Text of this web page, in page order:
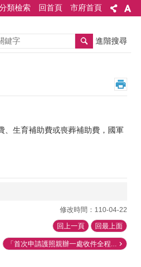
類檢索 回首頁 市府首頁
搜尋 進階搜尋
、生育補助費或喪葬補助費，國軍
修改時間：110-04-22
回上一頁 回最上面
「首次申請護照親辦一處收件全程...